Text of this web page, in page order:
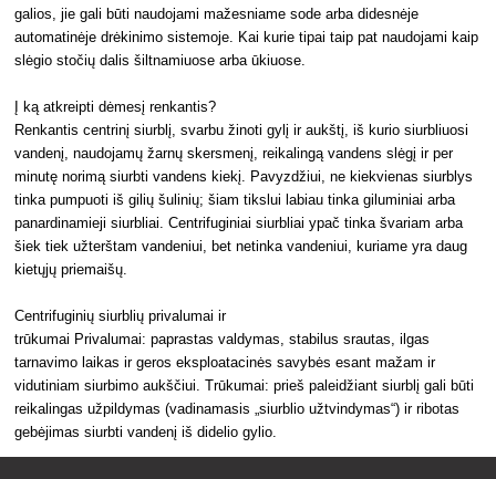
galios, jie gali būti naudojami mažesniame sode arba didesnėje
automatinėje drėkinimo sistemoje. Kai kurie tipai taip pat naudojami kaip
slėgio stočių dalis šiltnamiuose arba ūkiuose.
Į ką atkreipti dėmesį renkantis?
Renkantis centrinį siurblį, svarbu žinoti gylį ir aukštį, iš kurio siurbliuosi
vandenį, naudojamų žarnų skersmenį, reikalingą vandens slėgį ir per
minutę norimą siurbti vandens kiekį. Pavyzdžiui, ne kiekvienas siurblys
tinka pumpuoti iš gilių šulinių; šiam tikslui labiau tinka giluminiai arba
panardinamieji siurbliai. Centrifuginiai siurbliai ypač tinka švariam arba
šiek tiek užterštam vandeniui, bet netinka vandeniui, kuriame yra daug
kietųjų priemaišų.
Centrifuginių siurblių privalumai ir
trūkumai Privalumai: paprastas valdymas, stabilus srautas, ilgas
tarnavimo laikas ir geros eksploatacinės savybės esant mažam ir
vidutiniam siurbimo aukščiui. Trūkumai: prieš paleidžiant siurblį gali būti
reikalingas užpildymas (vadinamasis „siurblio užtvindymas“) ir ribotas
gebėjimas siurbti vandenį iš didelio gylio.